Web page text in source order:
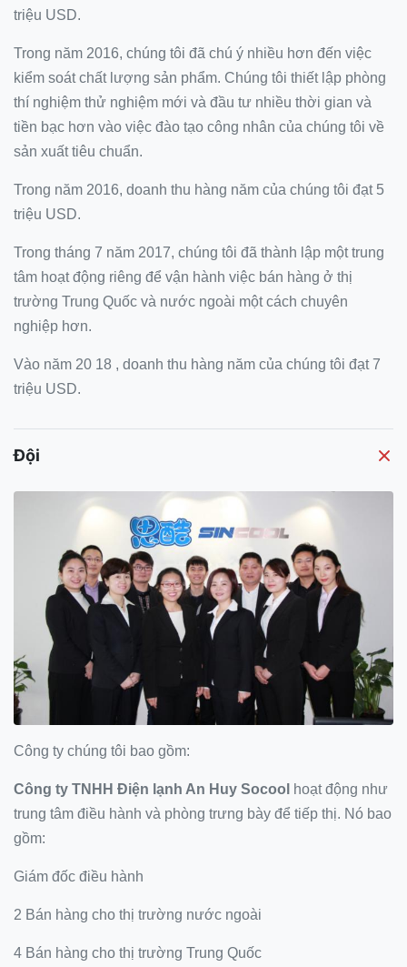
triệu USD.
Trong năm 2016, chúng tôi đã chú ý nhiều hơn đến việc
kiểm soát chất lượng sản phẩm. Chúng tôi thiết lập phòng
thí nghiệm thử nghiệm mới và đầu tư nhiều thời gian và
tiền bạc hơn vào việc đào tạo công nhân của chúng tôi về
sản xuất tiêu chuẩn.
Trong năm 2016, doanh thu hàng năm của chúng tôi đạt 5
triệu USD.
Trong tháng 7 năm 2017, chúng tôi đã thành lập một trung
tâm hoạt động riêng để vận hành việc bán hàng ở thị
trường Trung Quốc và nước ngoài một cách chuyên
nghiệp hơn.
Vào năm 20 18 , doanh thu hàng năm của chúng tôi đạt 7
triệu USD.
Đội
Công ty chúng tôi bao gồm:
Công ty TNHH Điện lạnh An Huy Socool
hoạt động như
trung tâm điều hành và phòng trưng bày để tiếp thị. Nó bao
gồm:
Giám đốc điều hành
2 Bán hàng cho thị trường nước ngoài
4 Bán hàng cho thị trường Trung Quốc